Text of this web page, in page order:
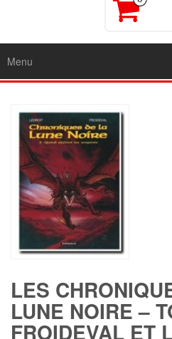
Menu
LES
LUNE NOIRE –
FROIDEVAL ET